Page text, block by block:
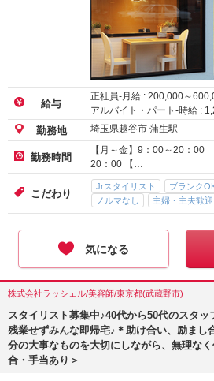
給与
正社員-月給 : 200,000～
アルバイト・パート-時給 :
勤務地 埼玉県越谷市 蒲生駅
勤務時間
【月～金】9：00～20：
20：00 【…
こだわり
Jrスタイリスト ブランク
ノルマなし
主婦・主夫歓迎
気になる
株式会社ラッシェル/美容師/東京都(武蔵野市)
スタイリスト募集中♪40代から50代のスタ
残業せずみんな即帰宅♪＊助け合い、励まし
分の大事なものを大切にしながら、無理な
合・手当あり＞